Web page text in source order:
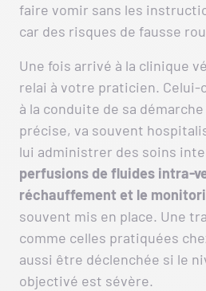
faire vomir sans les
car des risques de fausse
Une fois arrivé à la clinique
relai à votre praticien.
à la conduite de sa
précise, va souvent
lui administrer des soins
perfusions de fluides intra-
réchauffement et le
souvent mis en place. Une
comme celles pratiquées
aussi être déclenchée si le
objectivé est sévère.